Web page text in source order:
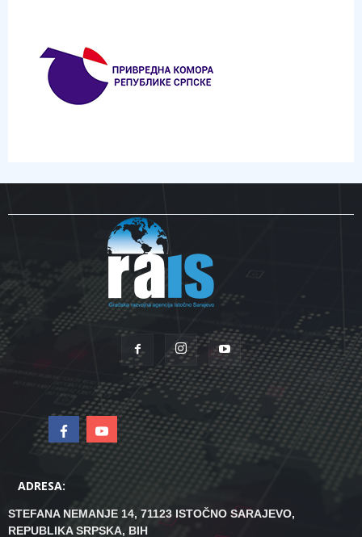
ADRESA:
STEFANA NEMANJE 14, 71123 ISTOČNO SARAJEVO,
REPUBLIKA SRPSKA, BIH